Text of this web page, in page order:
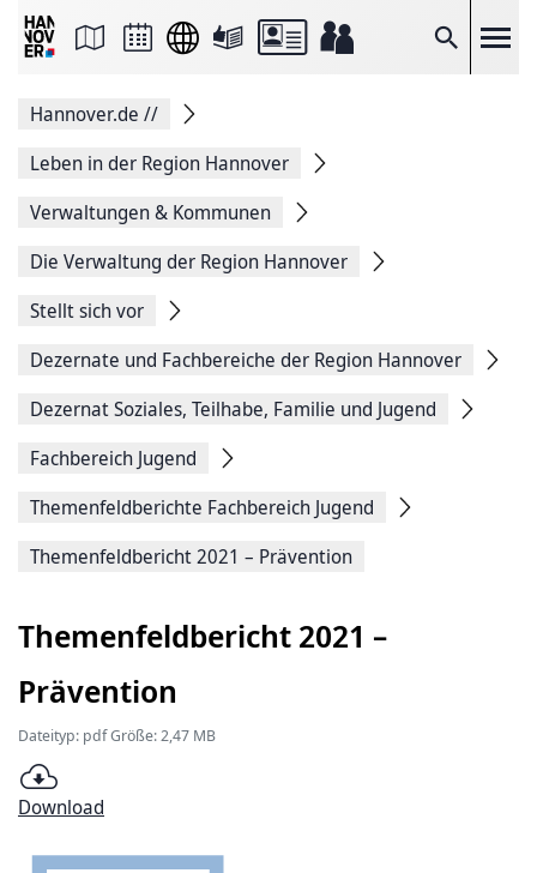
Suche
Seite
Facebook
teilen
Seitenlink
Seite
Hannover.de //
Leben in der Region Hannover
Verwaltungen & Kommunen
Die Verwaltung der Region Hannover
Stellt sich vor
Dezernate und Fachbereiche der Region Hannover
Dezernat Soziales, Teilhabe, Familie und Jugend
Fachbereich Jugend
Themenfeldberichte Fachbereich Jugend
Themenfeldbericht 2021 – Prävention
Themenfeldbericht 2021 –
Prävention
Dateityp: pdf Größe: 2,47 MB
Download